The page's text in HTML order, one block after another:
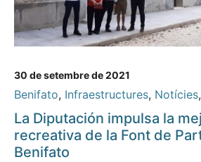
30 de setembre de 2021
Benifato, Infraestructures, Notícies,
La Diputación impulsa la
recreativa de la Font de
Benifato